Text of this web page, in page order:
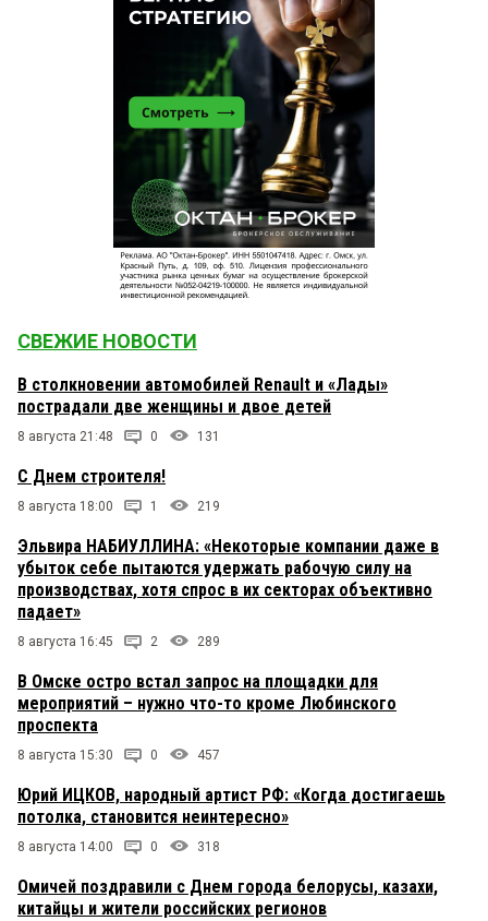
СВЕЖИЕ НОВОСТИ
В столкновении автомобилей Renault и «Лады»
пострадали две женщины и двое детей
8 августа 21:48 0 131
С Днем строителя!
8 августа 18:00 1 219
Эльвира НАБИУЛЛИНА: «Некоторые компании даже в
убыток себе пытаются удержать рабочую силу на
производствах, хотя спрос в их секторах объективно
падает»
8 августа 16:45 2 289
В Омске остро встал запрос на площадки для
мероприятий – нужно что-то кроме Любинского
проспекта
8 августа 15:30 0 457
Юрий ИЦКОВ, народный артист РФ: «Когда достигаешь
потолка, становится неинтересно»
8 августа 14:00 0 318
Омичей поздравили с Днем города белорусы, казахи,
китайцы и жители российских регионов